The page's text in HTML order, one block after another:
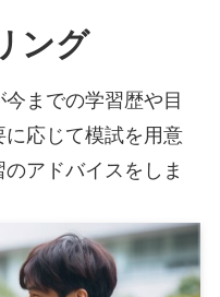
ング
までの学習歴や目
応じて模試を用意
アドバイスをしま